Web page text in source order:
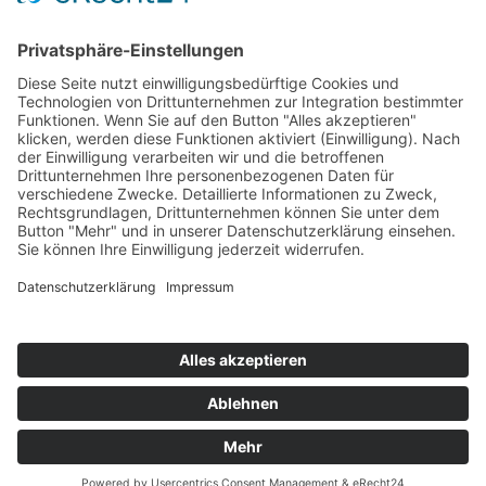
Jahrescharts
Top 100
Hot 50
Top Neueinsteiger
Highscores
DJ-Promo buchen